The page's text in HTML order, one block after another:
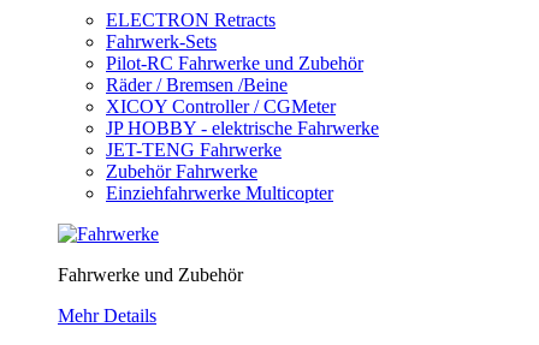
ELECTRON Retracts
Fahrwerk-Sets
Pilot-RC Fahrwerke und Zubehör
Räder / Bremsen /Beine
XICOY Controller / CGMeter
JP HOBBY - elektrische Fahrwerke
JET-TENG Fahrwerke
Zubehör Fahrwerke
Einziehfahrwerke Multicopter
Fahrwerke und Zubehör
Mehr Details